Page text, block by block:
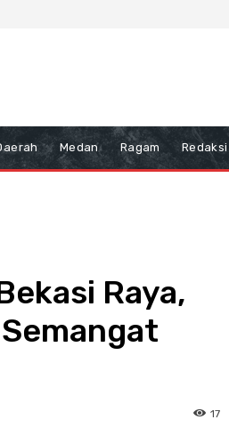
Medan Ragam Redaksi
Raya,
17